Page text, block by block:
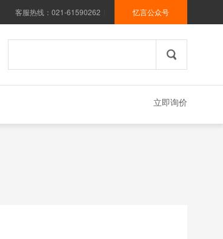
忆言公众号
客服热线：021-61590262
立即询价